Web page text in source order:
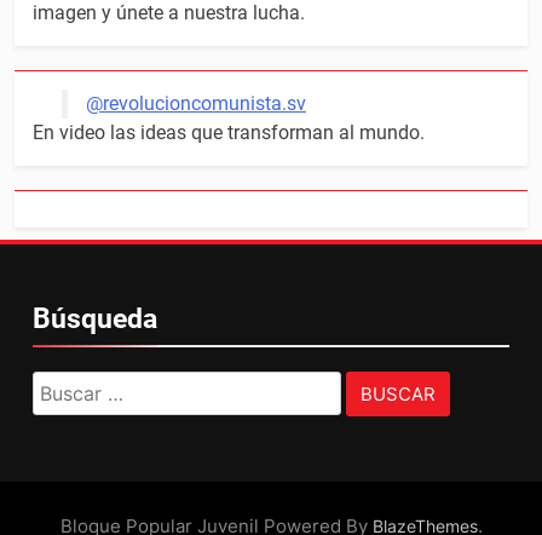
imagen y únete a nuestra lucha.
@revolucioncomunista.sv
En video las ideas que transforman al mundo.
Búsqueda
Buscar:
Bloque Popular Juvenil Powered By BlazeThemes.